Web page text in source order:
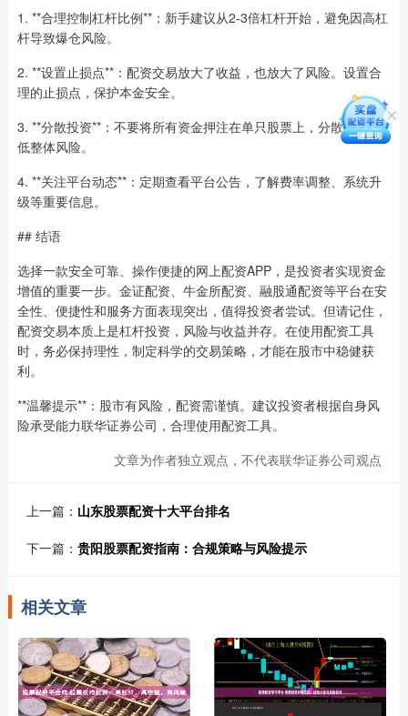
1. **合理控制杠杆比例**：新手建议从2-3倍杠杆开始，避免因高杠
杆导致爆仓风险。
2. **设置止损点**：配资交易放大了收益，也放大了风险。设置合
理的止损点，保护本金安全。
3. **分散投资**：不要将所有资金押注在单只股票上，分散投资降
低整体风险。
4. **关注平台动态**：定期查看平台公告，了解费率调整、系统升
级等重要信息。
## 结语
选择一款安全可靠、操作便捷的网上配资APP，是投资者实现资金
增值的重要一步。金证配资、牛金所配资、融股通配资等平台在安
全性、便捷性和服务方面表现突出，值得投资者尝试。但请记住，
配资交易本质上是杠杆投资，风险与收益并存。在使用配资工具
时，务必保持理性，制定科学的交易策略，才能在股市中稳健获
利。
**温馨提示**：股市有风险，配资需谨慎。建议投资者根据自身风
险承受能力联华证券公司，合理使用配资工具。
文章为作者独立观点，不代表联华证券公司观点
上一篇： 山东股票配资十大平台排名
下一篇： 贵阳股票配资指南：合规策略与风险提示
相关文章